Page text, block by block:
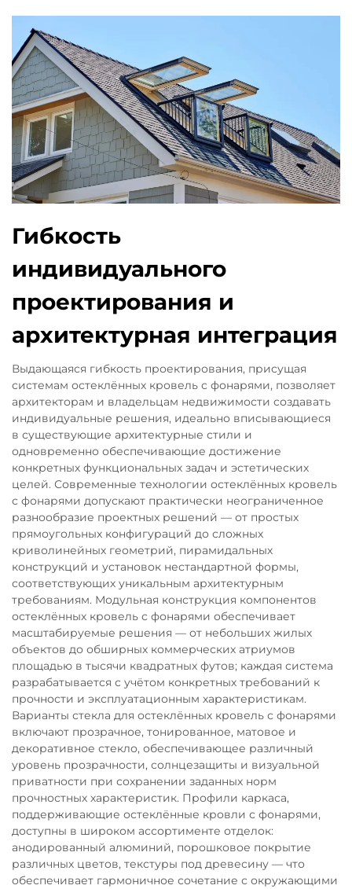
Гибкость
индивидуального
проектирования и
архитектурная интеграция
Выдающаяся гибкость проектирования, присущая
системам остеклённых кровель с фонарями, позволяет
архитекторам и владельцам недвижимости создавать
индивидуальные решения, идеально вписывающиеся
в существующие архитектурные стили и
одновременно обеспечивающие достижение
конкретных функциональных задач и эстетических
целей. Современные технологии остеклённых кровель
с фонарями допускают практически неограниченное
разнообразие проектных решений — от простых
прямоугольных конфигураций до сложных
криволинейных геометрий, пирамидальных
конструкций и установок нестандартной формы,
соответствующих уникальным архитектурным
требованиям. Модульная конструкция компонентов
остеклённых кровель с фонарями обеспечивает
масштабируемые решения — от небольших жилых
объектов до обширных коммерческих атриумов
площадью в тысячи квадратных футов; каждая система
разрабатывается с учётом конкретных требований к
прочности и эксплуатационным характеристикам.
Варианты стекла для остеклённых кровель с фонарями
включают прозрачное, тонированное, матовое и
декоративное стекло, обеспечивающее различный
уровень прозрачности, солнцезащиты и визуальной
приватности при сохранении заданных норм
прочностных характеристик. Профили каркаса,
поддерживающие остеклённые кровли с фонарями,
доступны в широком ассортименте отделок:
анодированный алюминий, порошковое покрытие
различных цветов, текстуры под древесину — что
обеспечивает гармоничное сочетание с окружающими